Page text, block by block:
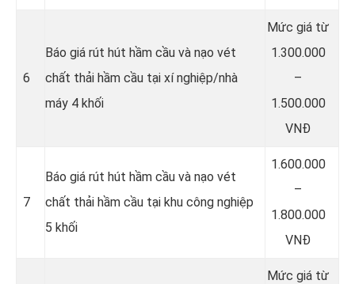
6
Báo giá rút hút hầm cầu và nạo vét
chất thải hầm cầu tại xí nghiệp/nhà
máy 4 khối
Mức giá từ
1.300.000
–
1.500.000
VNĐ
7
Báo giá rút hút hầm cầu và nạo vét
chất thải hầm cầu tại khu công nghiệp
5 khối
1.600.000
–
1.800.000
VNĐ
Mức giá từ